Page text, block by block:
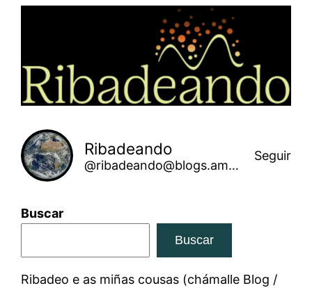
Ribadeando
@ribadeando@blogs.amarinha.gal
Seguir
Buscar
Buscar
Ribadeo e as miñas cousas (chámalle Blog /